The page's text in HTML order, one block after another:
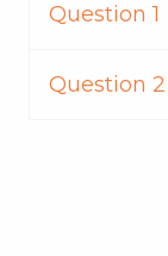
Question 1
Question 2